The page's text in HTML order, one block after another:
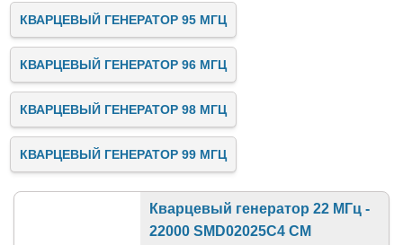
КВАРЦЕВЫЙ ГЕНЕРАТОР 95 МГЦ
КВАРЦЕВЫЙ ГЕНЕРАТОР 96 МГЦ
КВАРЦЕВЫЙ ГЕНЕРАТОР 98 МГЦ
КВАРЦЕВЫЙ ГЕНЕРАТОР 99 МГЦ
Кварцевый генератор 22 МГц -
22000 SMD02025C4 CM